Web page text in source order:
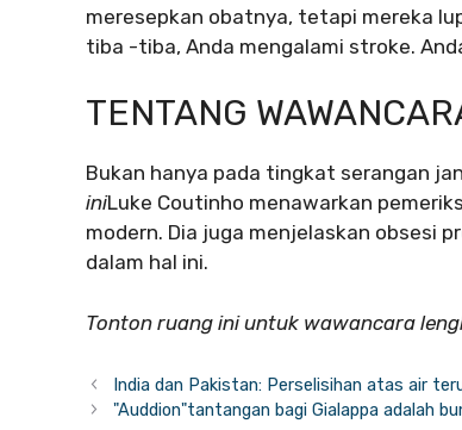
meresepkan obatnya, tetapi mereka
tiba -tiba, Anda mengalami stroke.
TENTANG
Bukan hanya pada tingkat serangan
iniLuke Coutinho menawarkan
modern. Dia juga menjelaskan obsesi
dalam hal ini.
Tonton ruang ini untuk wawancara
India dan Pakistan: Perselisihan atas air
"Auddion"tantangan bagi Gialappa adalah